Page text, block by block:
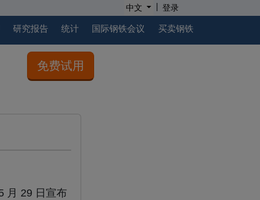
中文 | 登录
研究报告 统计 国际钢铁会议 买卖钢铁
免费试用
月 29 日宣布